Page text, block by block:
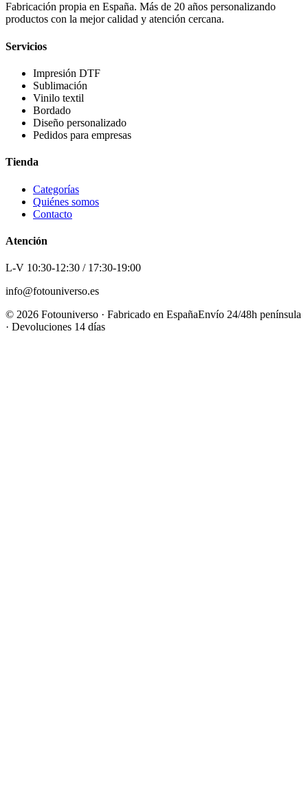
Fabricación propia en España. Más de 20 años personalizando
productos con la mejor calidad y atención cercana.
Servicios
Impresión DTF
Sublimación
Vinilo textil
Bordado
Diseño personalizado
Pedidos para empresas
Tienda
Categorías
Quiénes somos
Contacto
Atención
L-V 10:30-12:30 / 17:30-19:00
info@fotouniverso.es
© 2026 Fotouniverso · Fabricado en EspañaEnvío 24/48h península
· Devoluciones 14 días